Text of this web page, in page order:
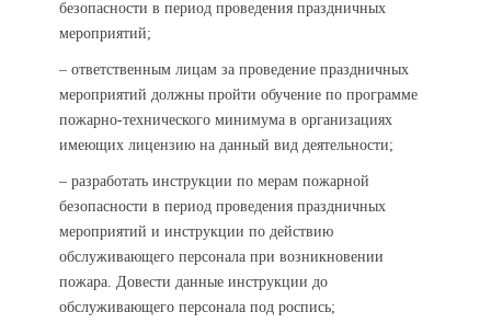
безопасности в период проведения праздничных
мероприятий;
– ответственным лицам за проведение праздничных
мероприятий должны пройти обучение по программе
пожарно-технического минимума в организациях
имеющих лицензию на данный вид деятельности;
– разработать инструкции по мерам пожарной
безопасности в период проведения праздничных
мероприятий и инструкции по действию
обслуживающего персонала при возникновении
пожара. Довести данные инструкции до
обслуживающего персонала под роспись;